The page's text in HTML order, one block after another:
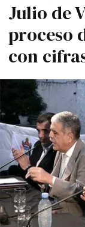
Julio de
proceso
con